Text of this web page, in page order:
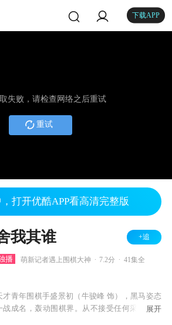
下载APP
失败，请检查网络之后重试
重试
打开优酷APP看高清完整版
我其谁 +追
播 萌新记者遇上围棋大神 7.2分 41集全
才青年围棋手盛景初（牛骏峰 饰），黑马姿态
战成名，轰动围棋界。从不接受任何采访的他
展开